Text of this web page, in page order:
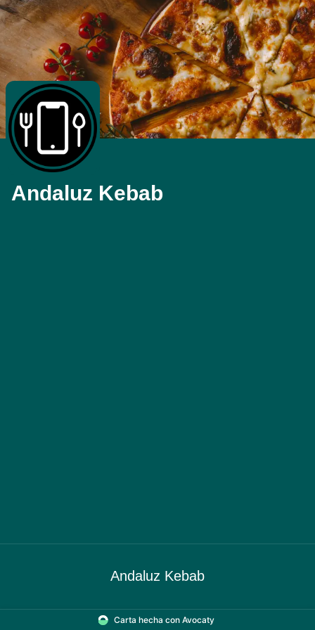
Andaluz Kebab
Andaluz Kebab
Carta hecha con Avocaty